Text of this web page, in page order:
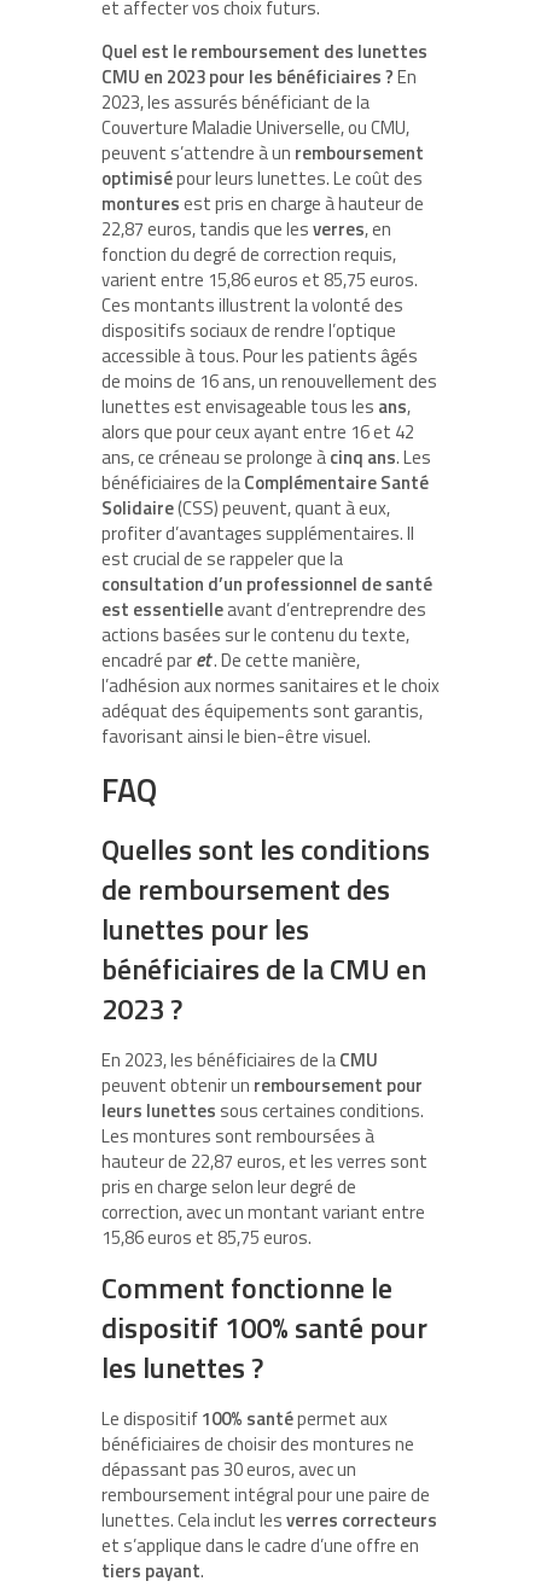
et affecter vos choix futurs.
Quel est le remboursement des lunettes
CMU en 2023 pour les bénéficiaires ?En
2023, les assurés bénéficiant de la
Couverture Maladie Universelle, ou CMU,
peuvent s’attendre à un remboursement
optimisépour leurs lunettes. Le coût des
monturesest pris en charge à hauteur de
22,87 euros, tandis que lesverres, en
fonction du degré de correction requis,
varient entre 15,86 euros et 85,75 euros.
Ces montants illustrent la volonté des
dispositifs sociaux de rendre l’optique
accessible à tous. Pour les patients âgés
de moins de 16 ans, un renouvellement des
lunettes est envisageable tous les ans,
alors que pour ceux ayant entre 16 et 42
ans, ce créneau se prolonge àcinq ans. Les
bénéficiaires de laComplémentaire Santé
Solidaire(CSS) peuvent, quant à eux,
profiter d’avantages supplémentaires. Il
est crucial de se rappeler que la
consultation d’un professionnel de santé
est essentielleavant d’entreprendre des
actions basées sur le contenu du texte,
encadré paret. De cette manière,
l’adhésion aux normes sanitaires et le choix
adéquat des équipements sont garantis,
favorisant ainsi le bien-être visuel.
FAQ
Quelles sont les conditions
de remboursement des
lunettes pour les
bénéficiaires de la CMU en
2023 ?
En 2023, les bénéficiaires de laCMU
peuvent obtenir un remboursement pour
leurs lunettes sous certaines conditions.
Les montures sont remboursées à
hauteur de 22,87 euros, et les verres sont
pris en charge selon leur degré de
correction, avec un montant variant entre
15,86 euros et 85,75 euros.
Comment fonctionne le
dispositif 100% santé pour
les lunettes ?
Le dispositif100% santépermet aux
bénéficiaires de choisir des montures ne
dépassant pas 30 euros, avec un
remboursement intégral pour une paire de
lunettes. Cela inclut lesverres correcteurs
et s’applique dans le cadre d’une offre en
tiers payant.